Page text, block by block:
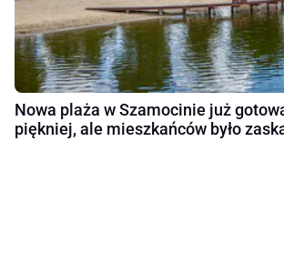
Nowa plaża w Szamocinie już
piękniej, ale mieszkańców było